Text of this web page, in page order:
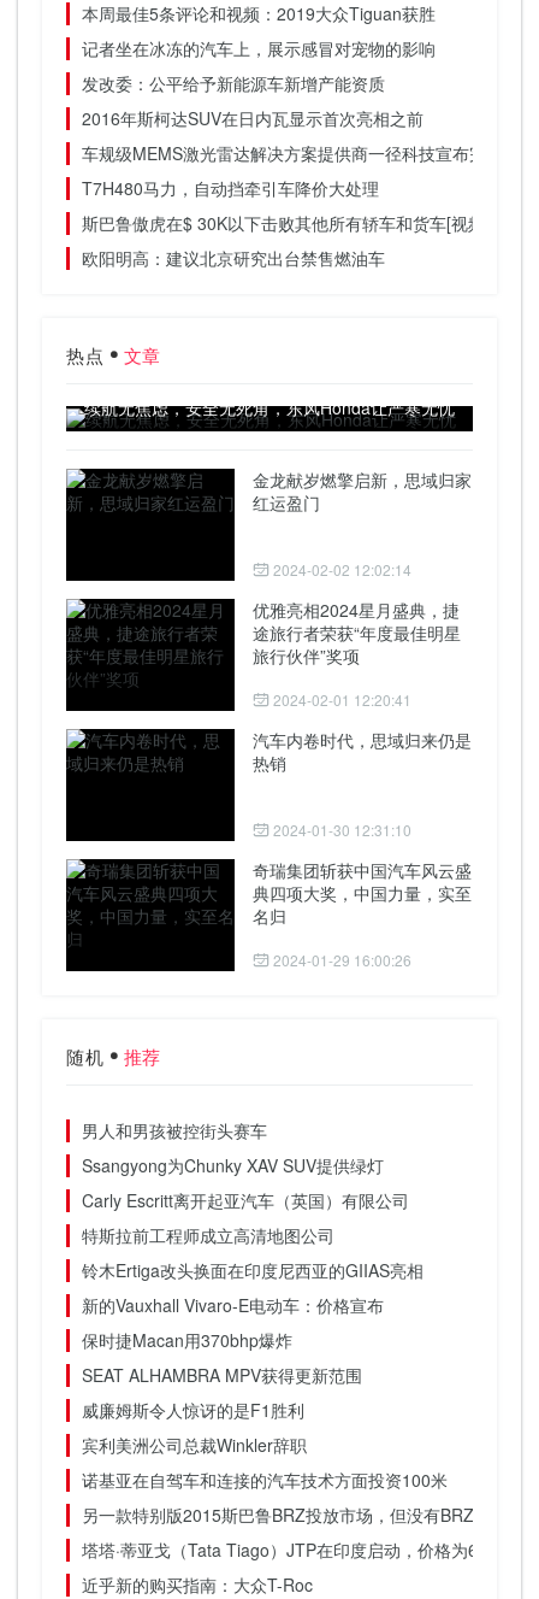
本周最佳5条评论和视频：2019大众Tiguan获胜
记者坐在冰冻的汽车上，展示感冒对宠物的影响
发改委：公平给予新能源车新增产能资质
2016年斯柯达SUV在日内瓦显示首次亮相之前
车规级MEMS激光雷达解决方案提供商一径科技宣布完成数
T7H480马力，自动挡牵引车降价大处理
斯巴鲁傲虎在$ 30K以下击败其他所有轿车和货车[视频]
欧阳明高：建议北京研究出台禁售燃油车
热点 文章
续航无焦虑，安全无死角，东风Honda让严寒无忧
金龙献岁燃擎启新，思域归家
红运盈门
2024-02-02 12:02:14
优雅亮相2024星月盛典，捷
途旅行者荣获“年度最佳明星
旅行伙伴”奖项
2024-02-01 12:20:41
汽车内卷时代，思域归来仍是
热销
2024-01-30 12:31:10
奇瑞集团斩获中国汽车风云盛
典四项大奖，中国力量，实至
名归
2024-01-29 16:00:26
随机 推荐
男人和男孩被控街头赛车
Ssangyong为Chunky XAV SUV提供绿灯
Carly Escritt离开起亚汽车（英国）有限公司
特斯拉前工程师成立高清地图公司
铃木Ertiga改头换面在印度尼西亚的GIIAS亮相
新的Vauxhall Vivaro-E电动车：价格宣布
保时捷Macan用370bhp爆炸
SEAT ALHAMBRA MPV获得更新范围
威廉姆斯令人惊讶的是F1胜利
宾利美洲公司总裁Winkler辞职
诺基亚在自驾车和连接的汽车技术方面投资100米
另一款特别版2015斯巴鲁BRZ投放市场，但没有BRZ STI
塔塔·蒂亚戈（Tata Tiago）JTP在印度启动，价格为63.9亿
近乎新的购买指南：大众T-Roc